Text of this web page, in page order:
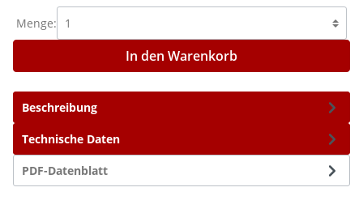
Beschreibung
Technische Daten
PDF-Datenblatt
Menge:
In den Warenkorb